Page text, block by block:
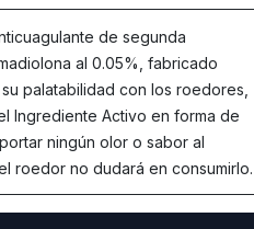
de segunda
al 0.05%, fabricado
palatabilidad con los roedores,
Ingrediente Activo en forma de
ningún olor o sabor al
roedor no dudará en consumirlo.